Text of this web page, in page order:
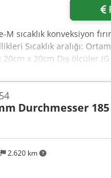
sıcaklık konveksiyon
Sıcaklık aralığı: Ortam
x 20cm Dış ölçüler
Elektrik gücü: 380V 3
çelik davlumbaz, fan/
(Resme bakınız)
Diğer sorularınız için
2.620 km
Durchmesser 185